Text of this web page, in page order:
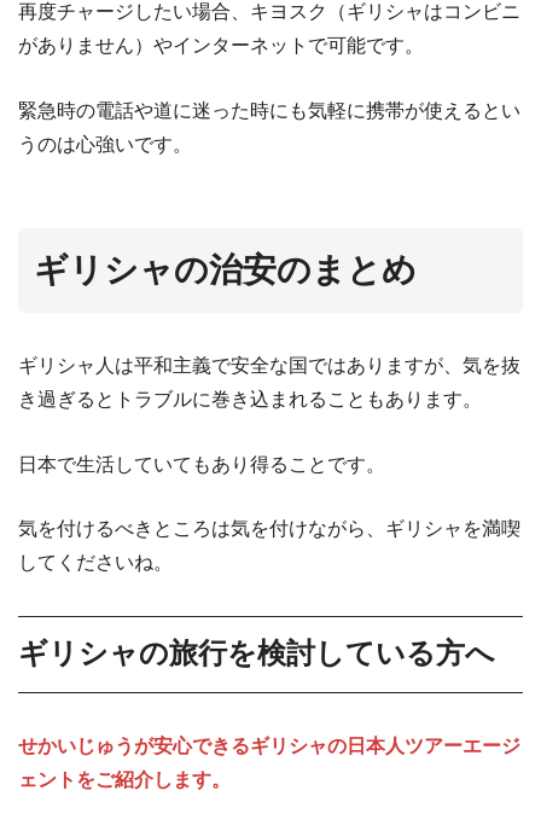
再度チャージしたい場合、キヨスク（ギリシャはコンビニ
がありません）やインターネットで可能です。
緊急時の電話や道に迷った時にも気軽に携帯が使えるとい
うのは心強いです。
ギリシャの治安のまとめ
ギリシャ人は平和主義で安全な国ではありますが、気を抜
き過ぎるとトラブルに巻き込まれることもあります。
日本で生活していてもあり得ることです。
気を付けるべきところは気を付けながら、ギリシャを満喫
してくださいね。
ギリシャの旅行を検討している方へ
せかいじゅうが安心できるギリシャの日本人ツアーエージ
ェントをご紹介します。